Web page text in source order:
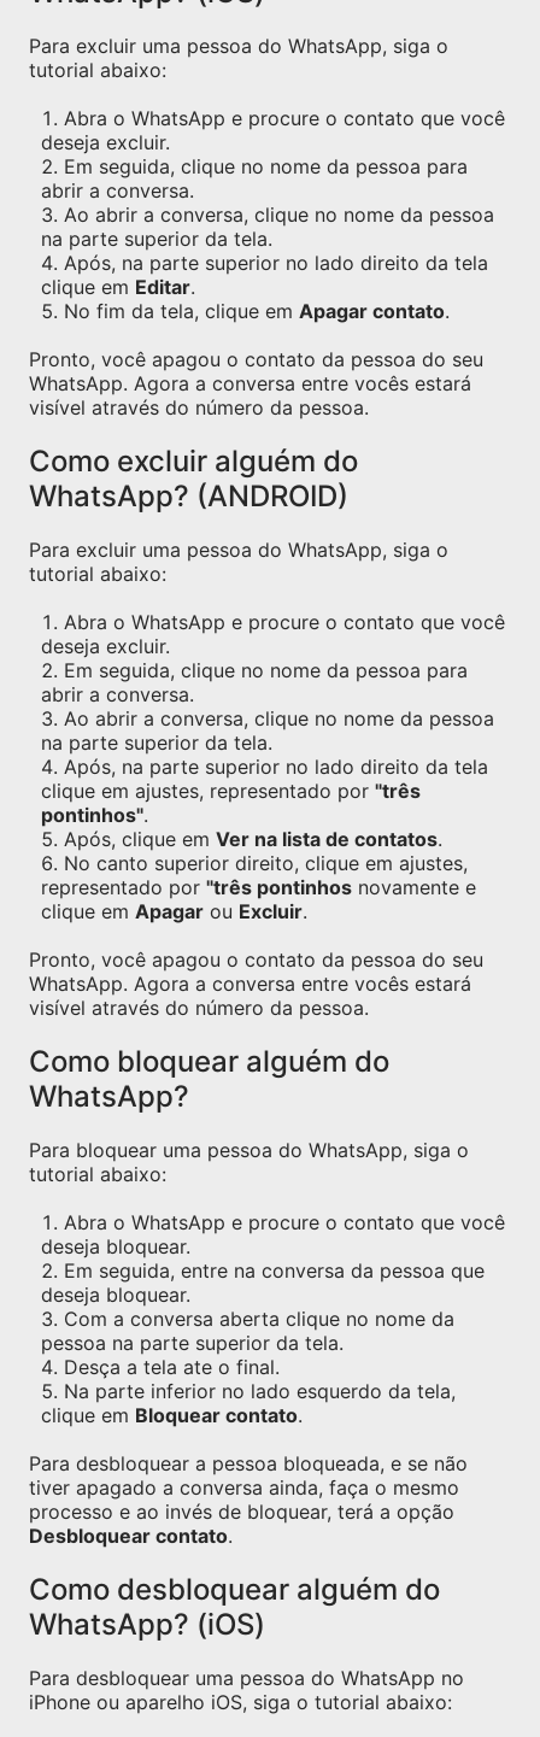
Para excluir uma pessoa do WhatsApp, siga o
tutorial abaixo:
Abra o WhatsApp e procure o contato que você
deseja excluir.
Em seguida, clique no nome da pessoa para
abrir a conversa.
Ao abrir a conversa, clique no nome da pessoa
na parte superior da tela.
Após, na parte superior no lado direito da tela
clique em Editar.
No fim da tela, clique em Apagar contato.
Pronto, você apagou o contato da pessoa do seu
WhatsApp. Agora a conversa entre vocês estará
visível através do número da pessoa.
Como excluir alguém do
WhatsApp? (ANDROID)
Para excluir uma pessoa do WhatsApp, siga o
tutorial abaixo:
Abra o WhatsApp e procure o contato que você
deseja excluir.
Em seguida, clique no nome da pessoa para
abrir a conversa.
Ao abrir a conversa, clique no nome da pessoa
na parte superior da tela.
Após, na parte superior no lado direito da tela
clique em ajustes, representado por "três
pontinhos".
Após, clique em Ver na lista de contatos.
No canto superior direito, clique em ajustes,
representado por "três pontinhos novamente e
clique em Apagar ou Excluir.
Pronto, você apagou o contato da pessoa do seu
WhatsApp. Agora a conversa entre vocês estará
visível através do número da pessoa.
Como bloquear alguém do
WhatsApp?
Para bloquear uma pessoa do WhatsApp, siga o
tutorial abaixo:
Abra o WhatsApp e procure o contato que você
deseja bloquear.
Em seguida, entre na conversa da pessoa que
deseja bloquear.
Com a conversa aberta clique no nome da
pessoa na parte superior da tela.
Desça a tela ate o final.
Na parte inferior no lado esquerdo da tela,
clique em Bloquear contato.
Para desbloquear a pessoa bloqueada, e se não
tiver apagado a conversa ainda, faça o mesmo
processo e ao invés de bloquear, terá a opção
Desbloquear contato.
Como desbloquear alguém do
WhatsApp? (iOS)
Para desbloquear uma pessoa do WhatsApp no
iPhone ou aparelho iOS, siga o tutorial abaixo: